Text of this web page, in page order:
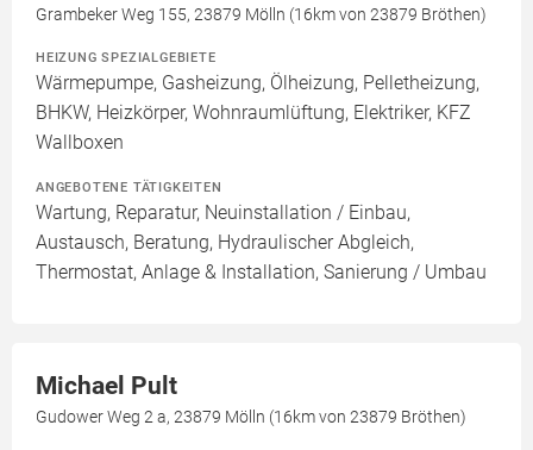
Grambeker Weg 155, 23879 Mölln (16km von 23879 Bröthen)
HEIZUNG SPEZIALGEBIETE
Wärmepumpe, Gasheizung, Ölheizung, Pelletheizung,
BHKW, Heizkörper, Wohnraumlüftung, Elektriker, KFZ
Wallboxen
ANGEBOTENE TÄTIGKEITEN
Wartung, Reparatur, Neuinstallation / Einbau,
Austausch, Beratung, Hydraulischer Abgleich,
Thermostat, Anlage & Installation, Sanierung / Umbau
Michael Pult
Gudower Weg 2 a, 23879 Mölln (16km von 23879 Bröthen)